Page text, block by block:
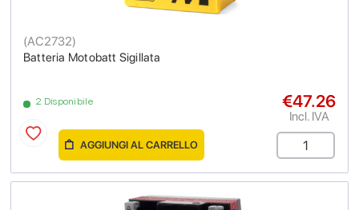
Batteria Motobatt Sigillata
(AC2732)
2 Disponibile €47.26
Incl. IVA
AGGIUNGI AL CARRELLO